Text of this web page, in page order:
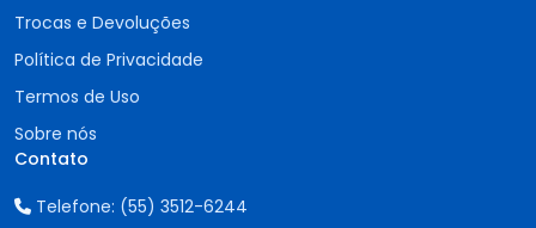
Trocas e Devoluções
Política de Privacidade
Termos de Uso
Sobre nós
Contato
Telefone: (55) 3512-6244